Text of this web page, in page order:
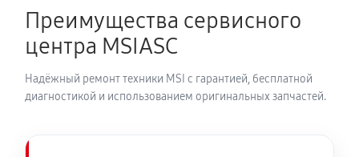
Преимущества сервисного
центра MSIASC
Надёжный ремонт техники MSI с гарантией, бесплатной
диагностикой и использованием оригинальных запчастей.